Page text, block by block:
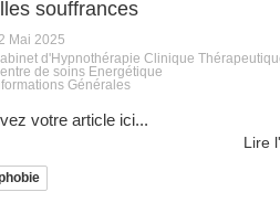
souffrances
Mai 2025
d'Hypnothérapie Clinique
de soins Energétique
Générales
votre article ici...
Lire